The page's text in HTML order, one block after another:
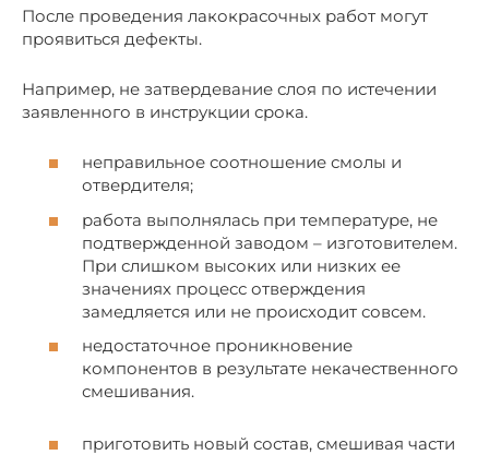
После проведения лакокрасочных работ могут
проявиться дефекты.
Например, не затвердевание слоя по истечении
заявленного в инструкции срока.
неправильное соотношение смолы и
отвердителя;
работа выполнялась при температуре, не
подтвержденной заводом – изготовителем.
При слишком высоких или низких ее
значениях процесс отверждения
замедляется или не происходит совсем.
недостаточное проникновение
компонентов в результате некачественного
смешивания.
приготовить новый состав, смешивая части